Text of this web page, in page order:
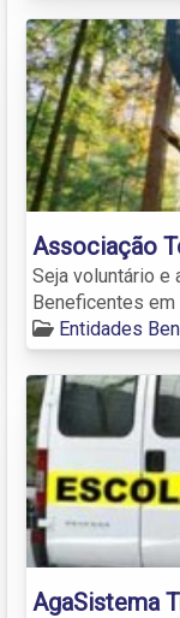
Associação
Seja voluntário e
Beneficentes em
Entidades
AgaSistema